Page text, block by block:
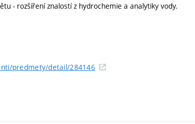
- rozšíření znalostí z hydrochemie a analytiky vody.
predmety/detail/284146